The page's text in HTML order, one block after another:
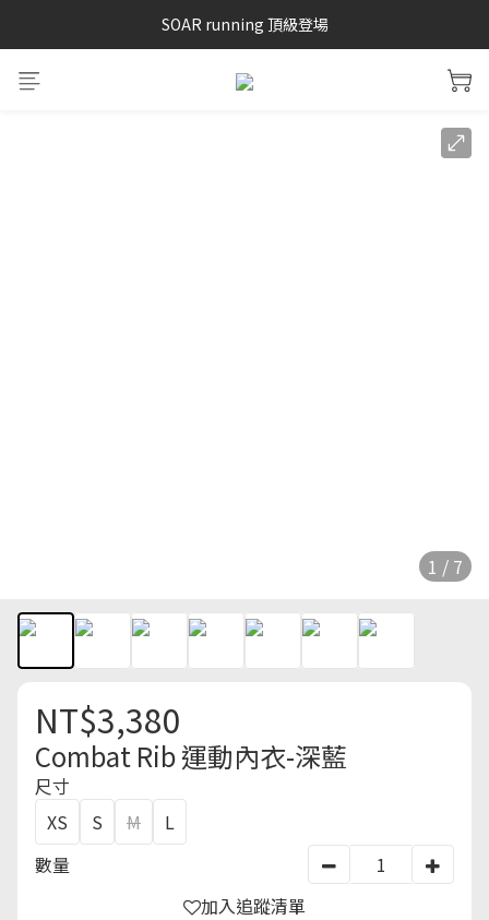
SAYSKY 26'春夏兩件85折
SOAR running 頂級登場
加入LINE好友 再領100購物金 點我加入
1 / 7
NT$3,380
Combat Rib 運動內衣-深藍
尺寸
XS
S M
L
數量
加入追蹤清單